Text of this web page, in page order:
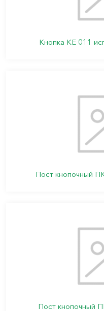
Кнопка КЕ 011
Пост кнопочный
Пост кнопочный